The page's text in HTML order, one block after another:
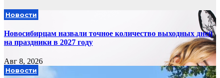
Новости
Новосибирцам назвали точное количество выходных дней
на праздники в 2027 году
Авг 8, 2026
Новости